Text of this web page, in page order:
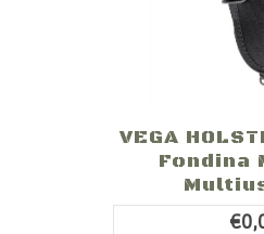
VEGA
Fondina